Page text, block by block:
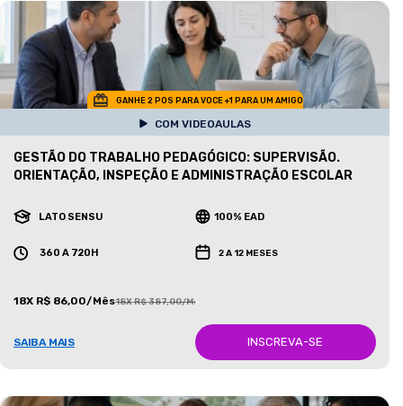
GANHE 2 POS PARA VOCE +1 PARA UM AMIGO
COM VIDEOAULAS
GESTÃO DO TRABALHO PEDAGÓGICO: SUPERVISÃO.
ORIENTAÇÃO, INSPEÇÃO E ADMINISTRAÇÃO ESCOLAR
LATO SENSU 100% EAD
360 A 720H 2 A 12 MESES
18X R$ 86,00/Mês18X R$ 387,00/Mês
SAIBA MAIS INSCREVA-SE